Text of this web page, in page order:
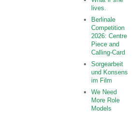
lives.
Berlinale
Competition
2026: Centre
Piece and
Calling-Card
Sorgearbeit
und Konsens
im Film
We Need
More Role
Models